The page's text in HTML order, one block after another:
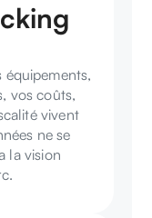
équipements,
vos coûts,
vivent
ne se
la vision